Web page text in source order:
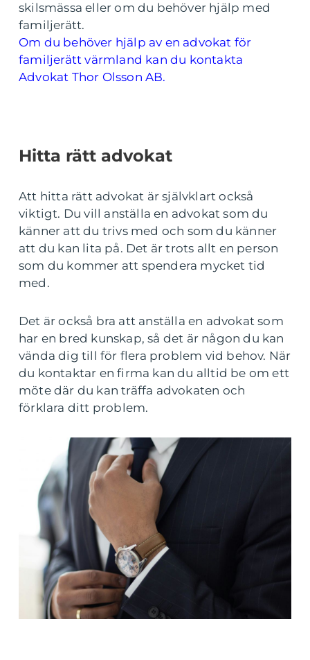
skilsmässa eller om du behöver hjälp med
familjerätt.
Om du behöver hjälp av en advokat för
familjerätt värmland kan du kontakta
Advokat Thor Olsson AB.
Hitta rätt advokat
Att hitta rätt advokat är självklart också
viktigt. Du vill anställa en advokat som du
känner att du trivs med och som du känner
att du kan lita på. Det är trots allt en person
som du kommer att spendera mycket tid
med.
Det är också bra att anställa en advokat som
har en bred kunskap, så det är någon du kan
vända dig till för flera problem vid behov. När
du kontaktar en firma kan du alltid be om ett
möte där du kan träffa advokaten och
förklara ditt problem.